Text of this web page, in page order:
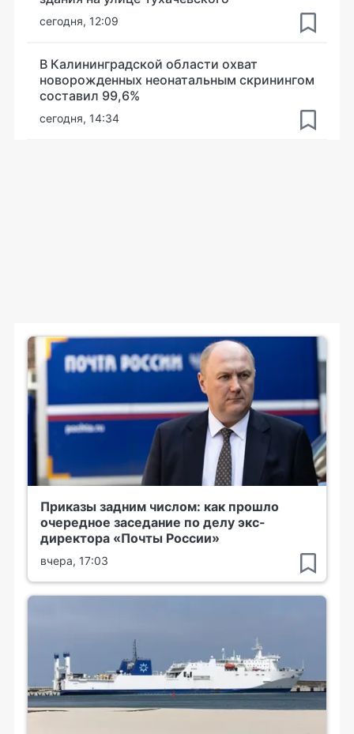
сегодня, 12:09
В Калининградской области охват
новорожденных неонатальным скринингом
составил 99,6%
сегодня, 14:34
Приказы задним числом: как прошло
очередное заседание по делу экс-
директора «Почты России»
вчера, 17:03